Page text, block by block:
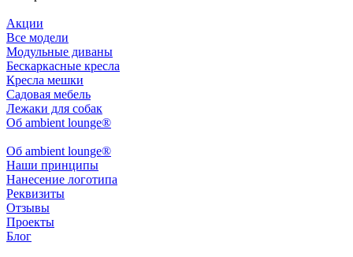
Акции
Все модели
Модульные диваны
Бескаркасные кресла
Кресла мешки
Садовая мебель
Лежаки для собак
Об ambient lounge®
Oб ambient lounge®
Наши принципы
Нанесение логотипа
Реквизиты
Отзывы
Проекты
Блог